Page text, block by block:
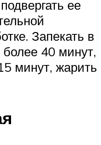
ее
Запекать в
более 40 минут,
минут, жарить